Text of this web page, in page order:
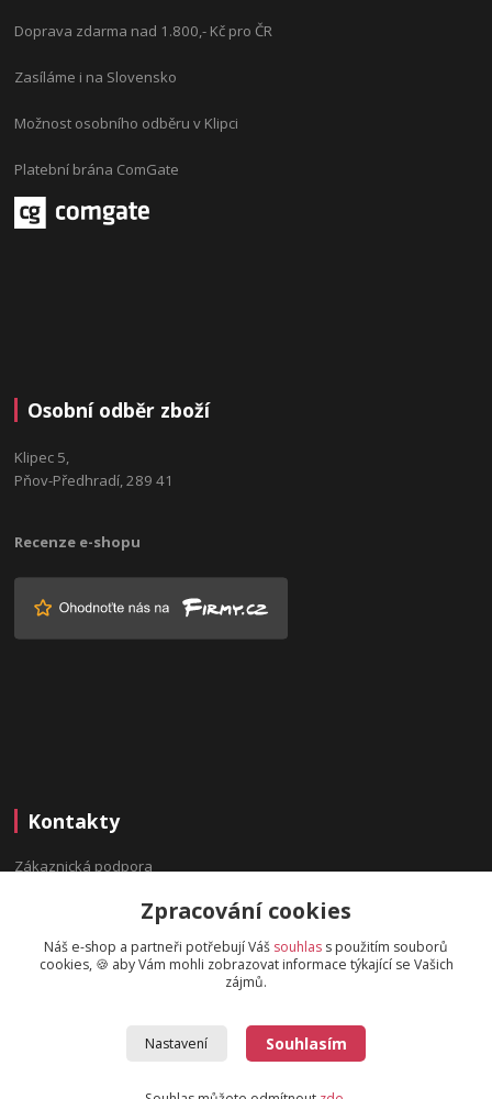
Doprava zdarma nad 1.800,- Kč pro ČR
Zasíláme i na Slovensko
Možnost osobního odběru v Klipci
Platební brána ComGate
Osobní odběr zboží
Klipec 5,
Pňov-Předhradí, 289 41
Recenze e-shopu
Kontakty
Zákaznická podpora
info@bydleninavesnici.czZpracování cookies
Náš e-shop a partneři potřebují Váš souhlas s použitím souborů
cookies, 🍪 aby Vám mohli zobrazovat informace týkající se Vašich
zájmů.
Nastavení Souhlasím